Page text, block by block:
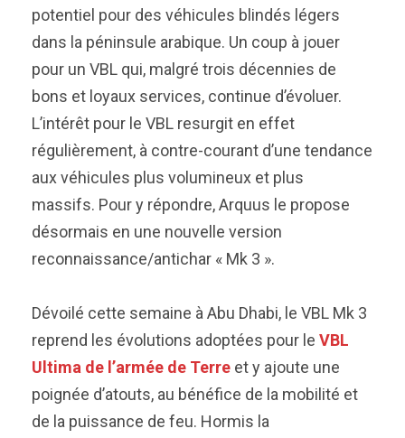
potentiel pour des véhicules blindés légers
dans la péninsule arabique. Un coup à jouer
pour un VBL qui, malgré trois décennies de
bons et loyaux services, continue d’évoluer.
L’intérêt pour le VBL resurgit en effet
régulièrement, à contre-courant d’une tendance
aux véhicules plus volumineux et plus
massifs. Pour y répondre, Arquus le propose
désormais en une nouvelle version
reconnaissance/antichar « Mk 3 ».
Dévoilé cette semaine à Abu Dhabi, le VBL Mk 3
reprend les évolutions adoptées pour le VBL
Ultima de l’armée de Terre et y ajoute une
poignée d’atouts, au bénéfice de la mobilité et
de la puissance de feu. Hormis la